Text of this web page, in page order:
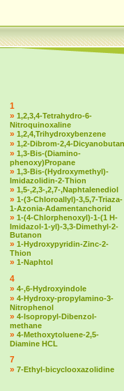
1
» 1,2,3,4-Tetrahydro-6-
Nitroquinoxaline
» 1,2,4,Trihydroxybenzene
» 1,2-Dibrom-2,4-Dicyanobutan
» 1,3-Bis-(Diamino-
phenoxy)Propane
» 1,3-Bis-(Hydroxymethyl)-
Imidazolidin-2-Thion
» 1,5-,2,3-,2,7-,Naphtalenediol
» 1-(3-Chloroallyl)-3,5,7-Triaza-
1-Azonia-Adamentanchorid
» 1-(4-Chlorphenoxyl)-1-(1 H-
Imidazol-1-yl)-3,3-Dimethyl-2-
Butanon
» 1-Hydroxypyridin-Zinc-2-
Thion
» 1-Naphtol
4
» 4-,6-Hydroxyindole
» 4-Hydroxy-propylamino-3-
Nitrophenol
» 4-Isopropyl-Dibenzol-
methane
» 4-Methoxytoluene-2,5-
Diamine HCL
7
» 7-Ethyl-bicyclooxazolidine